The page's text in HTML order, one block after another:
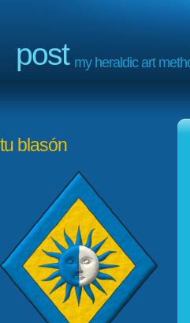
post my heraldic art
tu blasón